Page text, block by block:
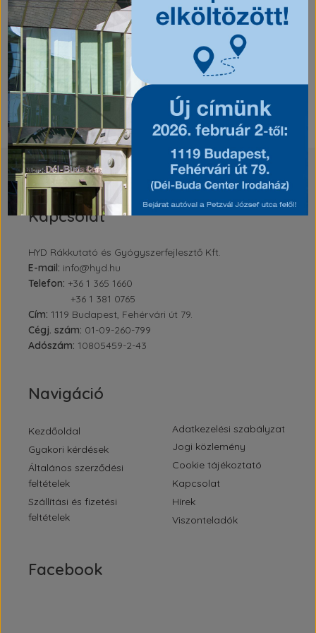
Tovább
« Előző 2
Kapcsolat
HYD Rákkutató és Gyógyszerfejlesztő Kft.
E-mail: info@hyd.hu
Telefon: +36 1 365 1660
+36 1 381 0765
Cím: 1119 Budapest, Fehérvári út 79.
Cégj. szám: 01-09-260-799
Adószám: 10805459-2-43
Navigáció
Kezdőoldal
Gyakori kérdések
Általános szerződési
feltételek
Szállítási és fizetési
feltételek
Adatkezelési szabályzat
Jogi közlemény
Cookie tájékoztató
Kapcsolat
Hírek
Viszonteladók
Facebook